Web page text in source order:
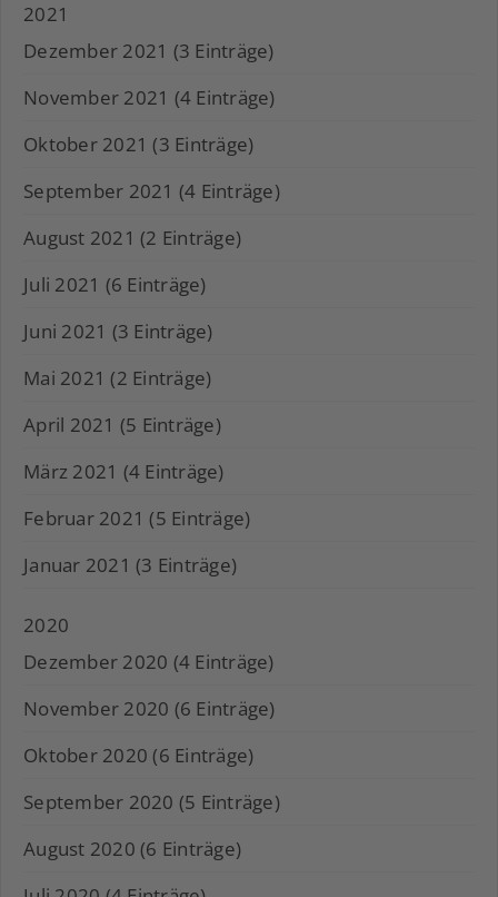
2021
Dezember 2021 (3 Einträge)
November 2021 (4 Einträge)
Oktober 2021 (3 Einträge)
September 2021 (4 Einträge)
August 2021 (2 Einträge)
Juli 2021 (6 Einträge)
Juni 2021 (3 Einträge)
Mai 2021 (2 Einträge)
April 2021 (5 Einträge)
März 2021 (4 Einträge)
Februar 2021 (5 Einträge)
Januar 2021 (3 Einträge)
2020
Dezember 2020 (4 Einträge)
November 2020 (6 Einträge)
Oktober 2020 (6 Einträge)
September 2020 (5 Einträge)
August 2020 (6 Einträge)